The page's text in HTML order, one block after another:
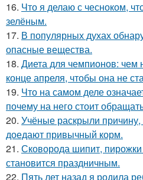
16. Что я делаю с чесноком,
зелёным.
17. В популярных духах
опасные вещества.
18. Диета для чемпионов: чем
конце апреля, чтобы она не
19. Что на самом деле
почему на него стоит
20. Учёные раскрыли
доедают привычный корм.
21. Сковорода шипит,
становится праздничным.
22. Пять лет назад я родила